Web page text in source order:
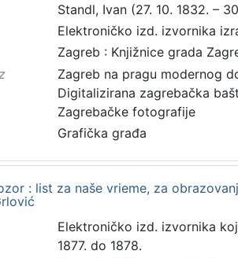
Standl, Ivan (27. 10. 1832. –
Elektroničko izd. izvornika
Zagreb : Knjižnice grada
Zagreb na pragu modernog
Digitalizirana zagrebačka
Zagrebačke fotografije
Grafička građa
: list za naše vrieme, za
Elektroničko izd. izvornika
1877. do 1878.